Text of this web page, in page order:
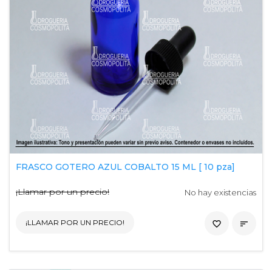
FRASCO GOTERO AZUL COBALTO 15 ML [ 10 pza]
¡Llamar por un precio! No hay existencias
¡LLAMAR POR UN PRECIO! 
favorite_border